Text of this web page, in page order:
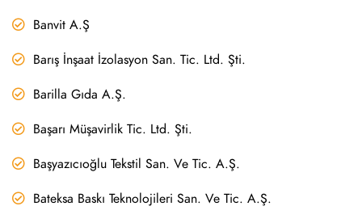
Banvit A.Ş
Barış İnşaat İzolasyon San. Tic. Ltd. Şti.
Barilla Gıda A.Ş.
Başarı Müşavirlik Tic. Ltd. Şti.
Başyazıcıoğlu Tekstil San. Ve Tic. A.Ş.
Bateksa Baskı Teknolojileri San. Ve Tic. A.Ş.